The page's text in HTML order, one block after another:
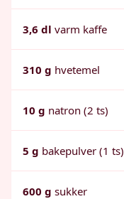
3,6 dl varm kaffe
310 g hvetemel
10 g natron (2 ts)
5 g bakepulver (1 ts)
600 g sukker